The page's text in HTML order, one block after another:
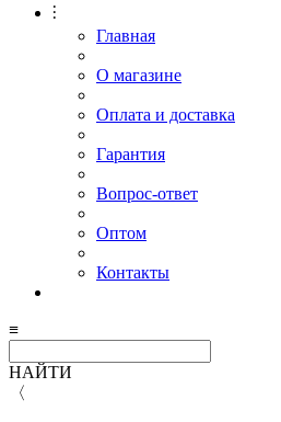
⫶
Главная
О магазине
Оплата и доставка
Гарантия
Вопрос-ответ
Оптом
Контакты
≡
НАЙТИ
〈